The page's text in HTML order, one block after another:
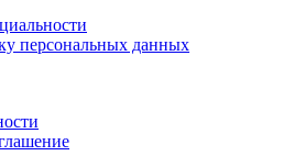
персональных данных